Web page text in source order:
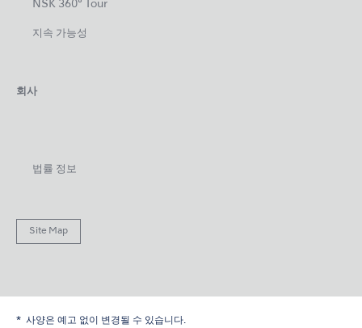
NSK 360° Tour
지속 가능성
회사
법률 정보
Site Map
사양은 예고 없이 변경될 수 있습니다.